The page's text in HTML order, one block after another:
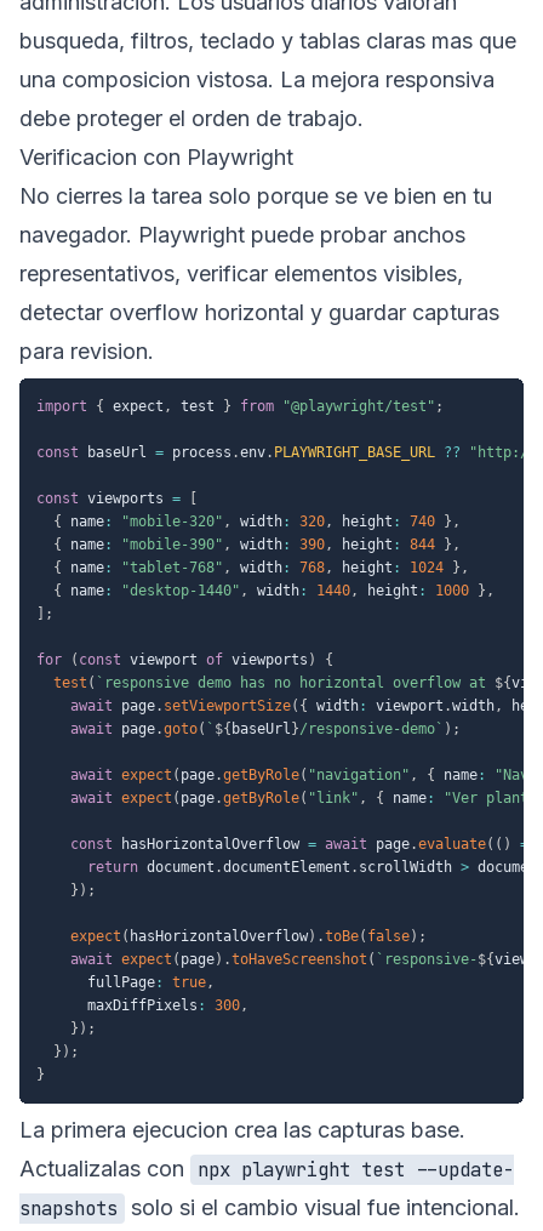
busqueda, filtros, teclado y tablas claras mas que
una composicion vistosa. La mejora responsiva
debe proteger el orden de trabajo.
Verificacion con Playwright
No cierres la tarea solo porque se ve bien en tu
navegador. Playwright puede probar anchos
representativos, verificar elementos visibles,
detectar overflow horizontal y guardar capturas
para revision.
import { expect , test } from "@playwright/test" ;
const baseUrl = process .env. PLAYWRIGHT_BASE_URL ?? "http://
const viewports =
{
name : "mobile-320" , width : 320, height : 740 } ,
{
name : "mobile-390" , width : 390, height : 844 } ,
{
name : "tablet-768" , width : 768, height : 1024 } ,
{
name : "desktop-1440" , width : 1440, height : 1000 } ,
;
for ( const viewport of viewports )
{
test ( ` responsive demo has no horizontal overflow at ${
await page. setViewportSize( { width : viewport .width,
await page.goto( ` ${ baseUrl }/responsive-demo ` ) ;
await expect ( page.getByRole( "navigation" , { name :
await expect ( page.getByRole( "link" , { name : "Ver
const hasHorizontalOverflow = await page.evaluate( ( )
=>
return document .documentElement . scrollWidth >
} ) ;
expect ( hasHorizontalOverflow) .toBe( false) ;
await expect ( page) .toHaveScreenshot ( ` responsive- ${
      fullPage
: true,
      maxDiffPixels
: 300,
} ) ;
} ) ;
}
La primera ejecucion crea las capturas base.
Actualizalas con
npx playwright test --update-
snapshots solo si el cambio visual fue intencional.